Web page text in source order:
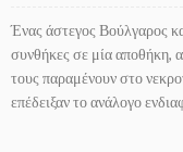
Ένας άστεγος Βούλγαρος
συνθήκες σε μία αποθήκη,
τους παραμένουν στο
επέδειξαν το ανάλογο